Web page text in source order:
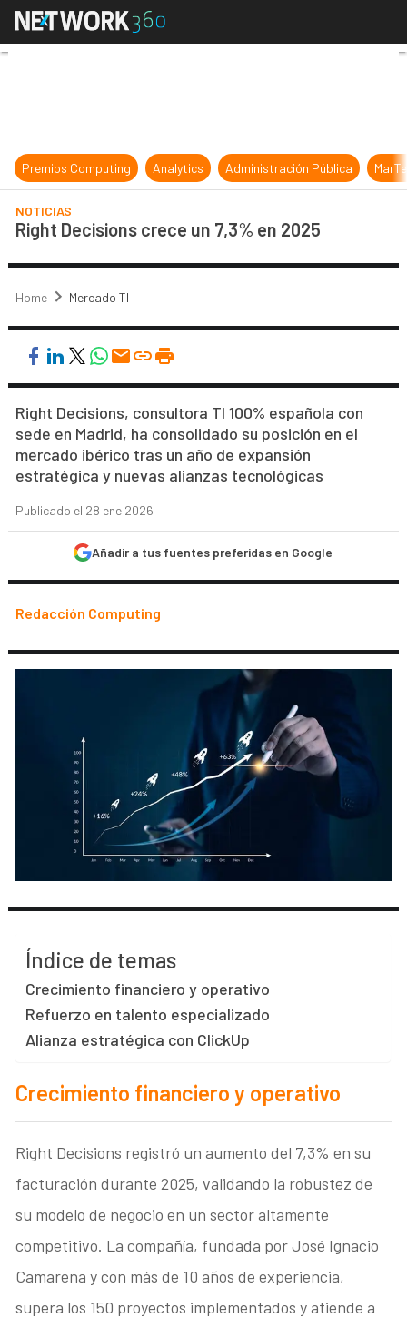
Right Decisions crece un 7,3% en
Premios Computing Analytics Administración Pública
NOTICIAS
Right Decisions crece un 7,3% en 2025
Home Mercado TI
Right Decisions, consultora TI 100% española con
sede en Madrid, ha consolidado su posición en el
mercado ibérico tras un año de expansión
estratégica y nuevas alianzas tecnológicas
Publicado el 28 ene 2026
Añadir a tus fuentes preferidas en Google
Redacción Computing
Índice de temas
Crecimiento financiero y operativo
​Refuerzo en talento especializado
​Alianza estratégica con ClickUp
Crecimiento financiero y operativo
Right Decisions registró un aumento del 7,3% en su
facturación durante 2025, validando la robustez de
su modelo de negocio en un sector altamente
competitivo. La compañía, fundada por José Ignacio
Camarena y con más de 10 años de experiencia,
supera los 150 proyectos implementados y atiende a